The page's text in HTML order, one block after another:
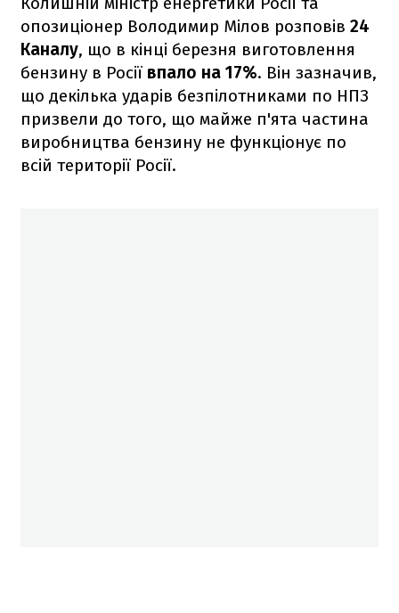
опозиціонер Володимир Мілов розповів 24
Каналу, що в кінці березня виготовлення
бензину в Росії впало на 17%. Він зазначив,
що декілька ударів безпілотниками по НПЗ
призвели до того, що майже п'ята частина
виробництва бензину не функціонує по
всій території Росії.